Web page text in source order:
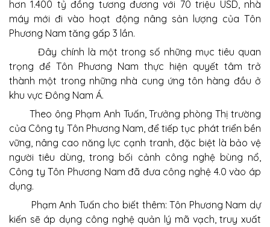
hơn 1.400 tỷ đồng tương đương với 70 triệu USD, nhà
máy mới đi vào hoạt động nâng sản lượng của Tôn
Phương Nam tăng gấp 3 lần.
Đây chính là một trong số những mục tiêu quan
trọng để Tôn Phương Nam thực hiện quyết tâm trở
thành một trong những nhà cung ứng tôn hàng đầu ở
khu vực Đông Nam Á.
Theo ông Phạm Anh Tuấn, Trưởng phòng Thị trường
của Công ty Tôn Phương Nam, để tiếp tục phát triển bền
vững, nâng cao năng lực cạnh tranh, đặc biệt là bảo vệ
người tiêu dùng, trong bối cảnh công nghệ bùng nổ,
Công ty Tôn Phương Nam đã đưa công nghệ 4.0 vào áp
dụng.
Phạm Anh Tuấn cho biết thêm: Tôn Phương Nam dự
kiến sẽ áp dụng công nghệ quản lý mã vạch, truy xuất